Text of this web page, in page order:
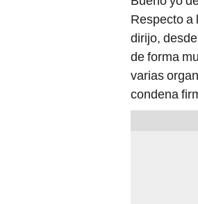
Respecto a
dirijo,
de forma
varias
condena